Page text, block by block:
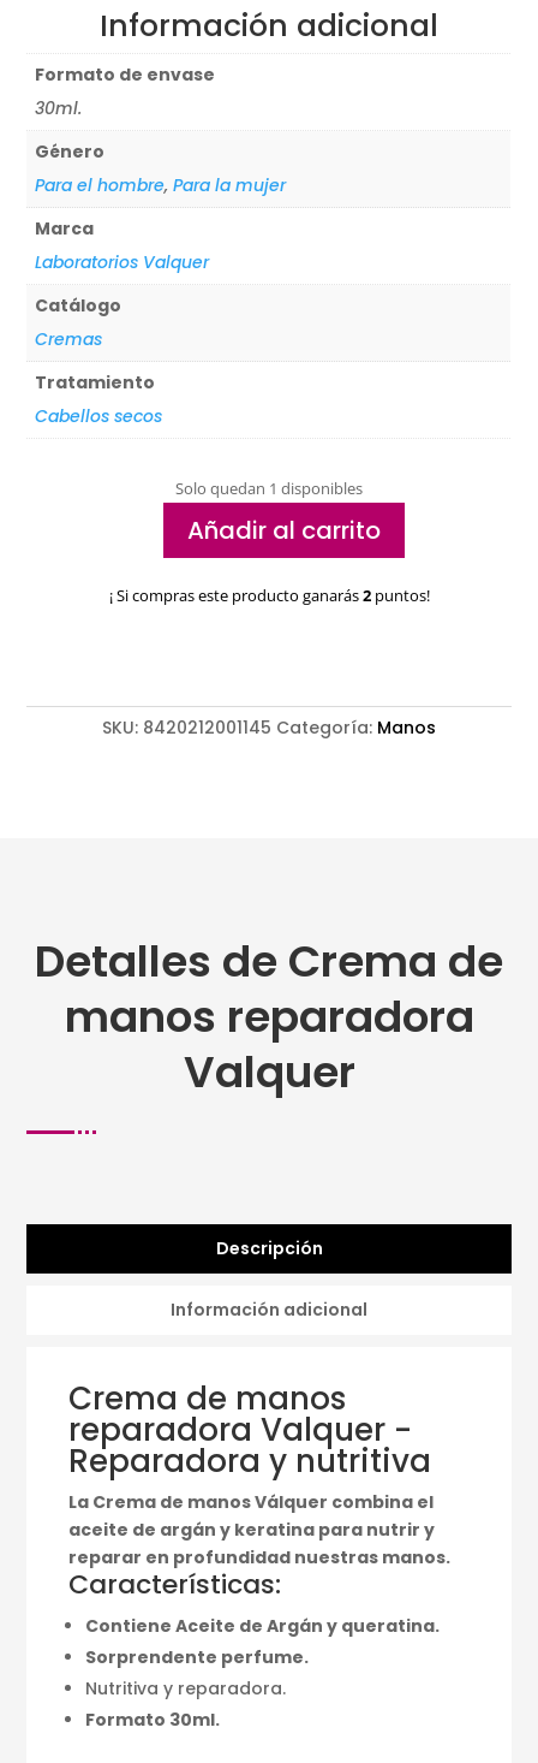
Información adicional
Formato de envase
30ml.
Género
Para el hombre,Para la mujer
Marca
Laboratorios Valquer
Catálogo
Cremas
Tratamiento
Cabellos secos
Solo quedan 1 disponibles
manos
Añadir al carrito
¡ Si compras este producto ganarás2puntos!
SKU: 8420212001145 Categoría: Manos
Detalles de Crema de
manos reparadora
Valquer
Descripción
Información adicional
Crema de manos
reparadora Valquer -
Reparadora y nutritiva
La Crema de manos Válquer combina el
aceite de argán y keratina para nutrir y
reparar en profundidad nuestras manos.
Características:
Contiene Aceite de Argán y queratina.
Sorprendente perfume.
Nutritiva y reparadora.
Formato 30ml.